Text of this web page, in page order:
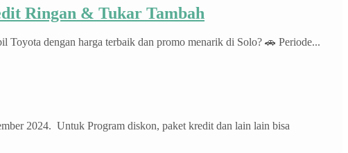
Ringan & Tukar Tambah
dengan harga terbaik dan promo menarik di Solo? 🚗 Periode...
2024. Untuk Program diskon, paket kredit dan lain lain bisa